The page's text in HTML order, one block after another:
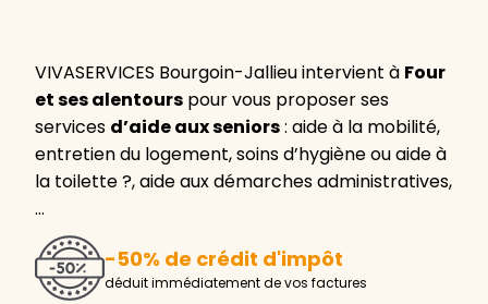
VIVASERVICES Bourgoin-Jallieu intervient à Four
et ses alentours pour vous proposer ses
services d’aide aux seniors: aide à la mobilité,
entretien du logement, soins d’hygiène ou aide à
la toilette ?, aide aux démarches administratives,
…
-50% de crédit d'impôt
déduit immédiatement de vos factures